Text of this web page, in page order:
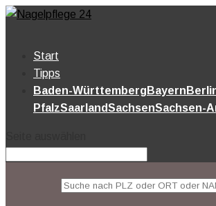
Start
Tipps
Baden-Württemberg Bayern
PfalzSaarlandSachsenSachsen-